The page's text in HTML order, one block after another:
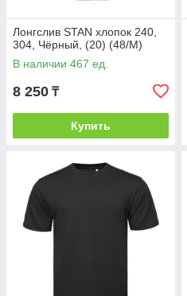
Лонгслив STAN хлопок 240,
304, Чёрный, (20) (48/M)
В наличии 467 ед.
8 250 ₸
Купить